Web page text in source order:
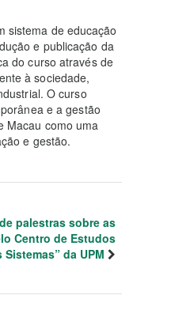
sistema de educação
e publicação da
do curso através de
à sociedade,
O curso
e a gestão
Macau como uma
e gestão.
palestras sobre as
Centro de Estudos
Sistemas” da UPM